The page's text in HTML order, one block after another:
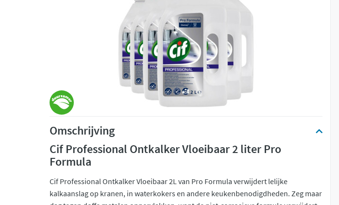
Omschrijving
Cif Professional Ontkalker Vloeibaar 2 liter Pro
Formula
Cif Professional Ontkalker Vloeibaar 2L van Pro Formula verwijdert lelijke
kalkaanslag op kranen, in waterkokers en andere keukenbenodigdheden. Zeg maar